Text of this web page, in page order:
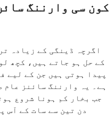
کون سی وارننگ
اگرچہ ڈینگی کے زیادہ
کے حل ہو جاتے ہیں، کچھ
پیدا ہوتی ہیں جن کے لیے
ہے۔ یہ وارننگ سائنز عام
جب بخار کم ہونا شروع
دن تین سے سات کے آس